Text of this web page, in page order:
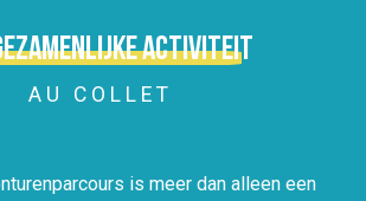
activiteit
AU COLLET
is meer dan alleen een